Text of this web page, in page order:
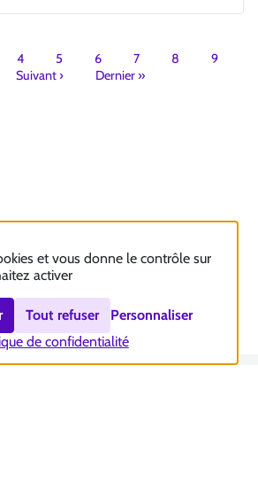
4 5 6 7 8
9
Suivant› Dernier»
et vous donne le contrôle sur
activer
Tout refuser
Personnaliser
de confidentialité